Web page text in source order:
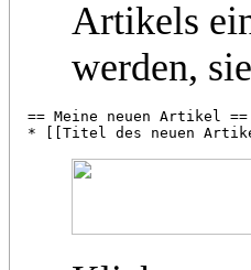
Artikels
werden,
== Meine neuen Artikel ==